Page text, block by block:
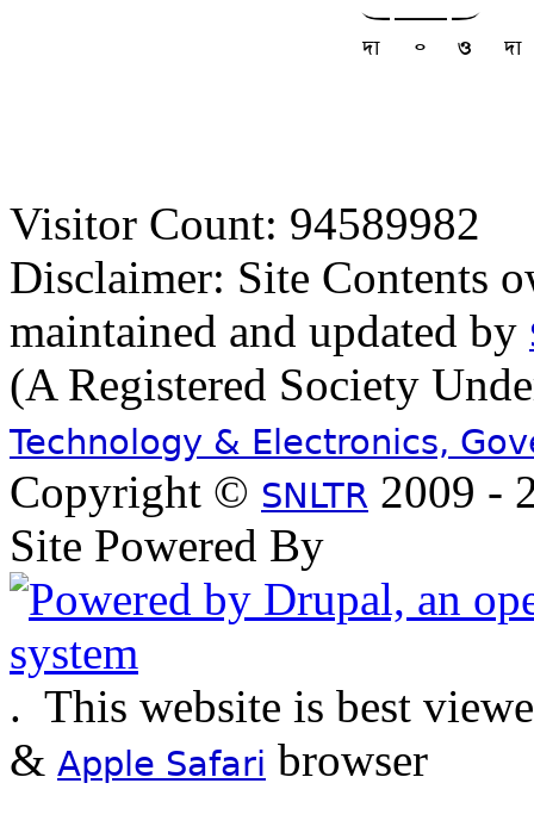
w y x
দা ৹ ও দা
Visitor Count: 94589982
Disclaimer: Site Contents
maintained and updated by
(A Registered Society
Technology & Electronics,
Copyright © SNLTR 2009 -
Site Powered By
. This website is best
& Apple Safari browser